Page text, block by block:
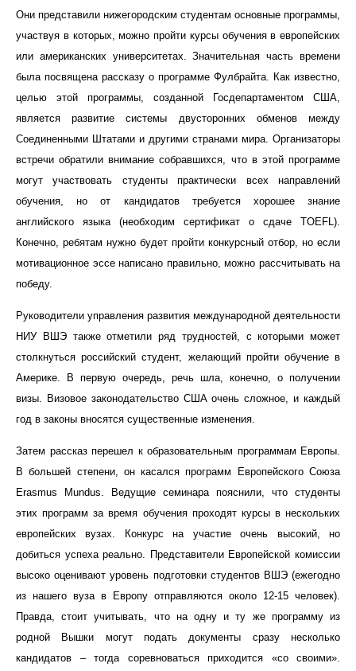
Они представили нижегородским студентам основные программы,
участвуя в которых, можно пройти курсы обучения в европейских
или американских университетах. Значительная часть времени
была посвящена рассказу о программе Фулбрайта. Как известно,
целью этой программы, созданной Госдепартаментом США,
является развитие системы двусторонних обменов между
Соединенными Штатами и другими странами мира. Организаторы
встречи обратили внимание собравшихся, что в этой программе
могут участвовать студенты практически всех направлений
обучения, но от кандидатов требуется хорошее знание
английского языка (необходим сертификат о сдаче TOEFL).
Конечно, ребятам нужно будет пройти конкурсный отбор, но если
мотивационное эссе написано правильно, можно рассчитывать на
победу.
Руководители управления развития международной деятельности
НИУ ВШЭ также отметили ряд трудностей, с которыми может
столкнуться российский студент, желающий пройти обучение в
Америке. В первую очередь, речь шла, конечно, о получении
визы. Визовое законодательство США очень сложное, и каждый
год в законы вносятся существенные изменения.
Затем рассказ перешел к образовательным программам Европы.
В большей степени, он касался программ Европейского Союза
Erasmus
Mundus . Ведущие семинара пояснили, что студенты
этих программ за время обучения проходят курсы в нескольких
европейских вузах. Конкурс на участие очень высокий, но
добиться успеха реально. Представители Европейской комиссии
высоко оценивают уровень подготовки студентов ВШЭ (ежегодно
из нашего вуза в Европу отправляются около 12-15 человек).
Правда, стоит учитывать, что на одну и ту же программу из
родной Вышки могут подать документы сразу несколько
кандидатов – тогда соревноваться приходится «со своими».